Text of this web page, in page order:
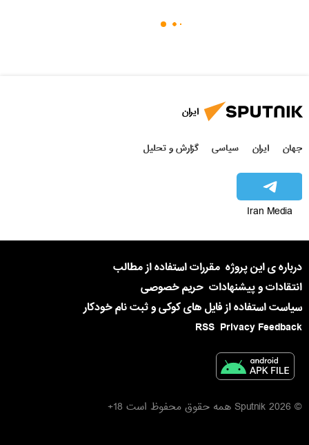
ایران
جهان ایران سیاسی گزارش و تحلیل
Iran Media
درباره ی این پروژه مقررات استفاده از مطالب
انتقادات و پیشنهادات حریم خصوصی
سیاست استفاده از فایل های کوکی و ثبت نام خودکار
Privacy Feedback
RSS
© 2026 Sputnik همه حقوق محفوظ است 18+